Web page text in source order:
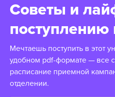
Советы и
Мечтаешь поступить в этот
удобном pdf-формате — все
расписание приемной
отделении.